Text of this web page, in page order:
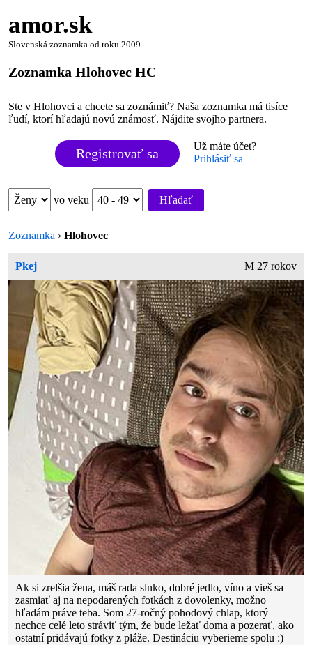
amor.sk
Slovenská zoznamka od roku 2009
Zoznamka Hlohovec HC
Ste v Hlohovci a chcete sa zoznámiť? Naša zoznamka má tisíce
ľudí, ktorí hľadajú novú známosť. Nájdite svojho partnera.
Registrovať sa
Už máte účet?
Prihlásiť sa
vo veku Hľadať
Zoznamka ›Hlohovec
Pkej M 27 rokov
Ak si zrelšia žena, máš rada slnko, dobré jedlo, víno a vieš sa
zasmiať aj na nepodarených fotkách z dovolenky, možno
hľadám práve teba. Som 27-ročný pohodový chlap, ktorý
nechce celé leto stráviť tým, že bude ležať doma a pozerať, ako
ostatní pridávajú fotky z pláže. Destináciu vyberieme spolu :)